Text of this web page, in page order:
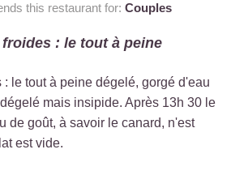
this restaurant for: Couples
: le tout à peine
: le tout à peine dégelé, gorgé d'eau
mais insipide. Après 13h 30 le
de goût, à savoir le canard, n'est
est vide.